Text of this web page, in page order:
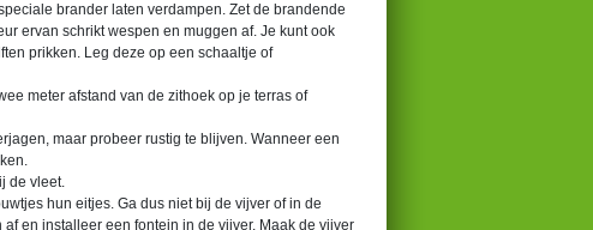
brander laten verdampen. Zet de brandende
ervan schrikt wespen en muggen af. Je kunt ook
prikken. Leg deze op een schaaltje of
meter afstand van de zithoek op je terras of
maar probeer rustig te blijven. Wanneer een
de vleet.
hun eitjes. Ga dus niet bij de vijver of in de
en installeer een fontein in de vijver. Maak de vijver